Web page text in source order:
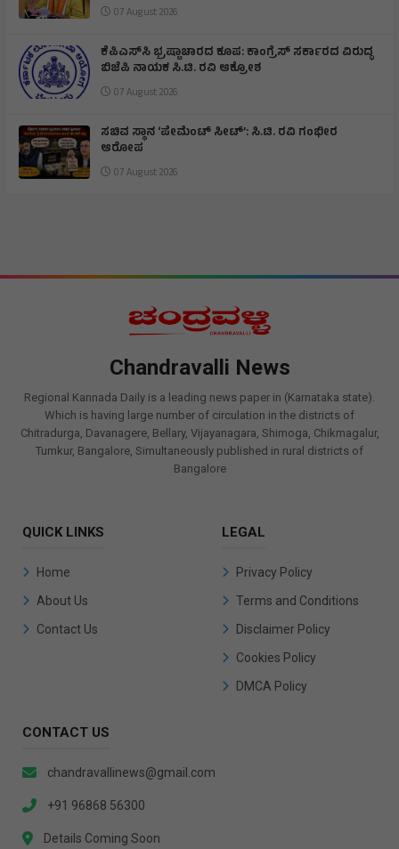
07 August 2026
ಕೆಪಿಎಸ್‌ಸಿ ಭ್ರಷ್ಟಾಚಾರದ ಕೂಪ: ಕಾಂಗ್ರೆಸ್ ಸರ್ಕಾರದ ವಿರುದ್ಧ
ಬಿಜೆಪಿ ನಾಯಕ ಸಿ.ಟಿ. ರವಿ ಆಕ್ರೋಶ
07 August 2026
ಸಚಿವ ಸ್ಥಾನ ‘ಪೇಮೆಂಟ್ ಸೀಟ್’: ಸಿ.ಟಿ. ರವಿ ಗಂಭೀರ
ಆರೋಪ
07 August 2026
Chandravalli News
Regional Kannada Daily is a leading news paper in (Karnataka state).
Which is having large number of circulation in the districts of
Chitradurga, Davanagere, Bellary, Vijayanagara, Shimoga, Chikmagalur,
Tumkur, Bangalore, Simultaneously published in rural districts of
Bangalore
QUICK LINKS
Home
About Us
Contact Us
LEGAL
Privacy Policy
Terms and Conditions
Disclaimer Policy
Cookies Policy
DMCA Policy
CONTACT US
chandravallinews@gmail.com
+91 96868 56300
Details Coming Soon